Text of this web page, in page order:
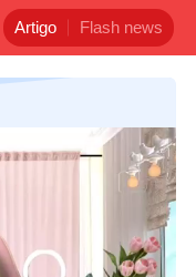
Artigo Flash news